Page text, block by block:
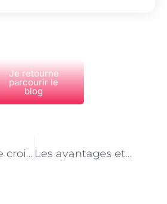
Je retourne
parcourir le
blog
La demande croissante de services de garde d’animaux de compagnie à Paris Les avantages et les défis de la garde d’animaux de compagnie à Paris